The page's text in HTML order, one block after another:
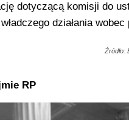
dotyczącą komisji do
działania
Źródło:
RP